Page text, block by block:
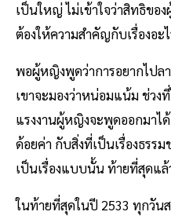
เป็นใหญ่ ไม่เข้าใจว่าสิทธิขอ
ต้องให้ความสำคัญกับเรื่องอะ
พอผู้หญิงพูดว่าการอยากไปลา
เขาจะมองว่าหน่อมแน้ม ช่วง
แรงงานผู้หญิงจะพูดออกมาไ
ด้อยค่า กับสิ่งที่เป็นเรื่องธรรม
เป็นเรื่องแบบนั้น ท้ายที่สุดแ
ในท้ายที่สุดในปี 2533 ทุกวัน